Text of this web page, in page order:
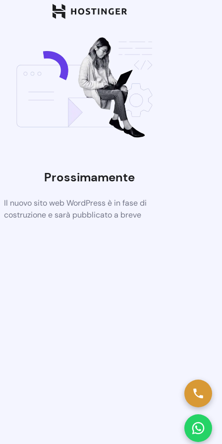
Prossimamente
Il nuovo sito web WordPress è in fase di
costruzione e sarà pubblicato a breve